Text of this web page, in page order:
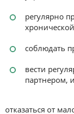
регулярно
соблюдать
вести
партнером,
отказаться от